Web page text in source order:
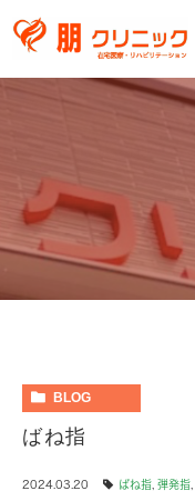
BLOG
ばね指
2024.03.20 ばね指 弾発指